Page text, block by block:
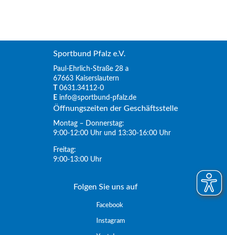
Sportbund Pfalz e.V.
Paul-Ehrlich-Straße 28 a
67663 Kaiserslautern
0631.34112-0
E info@sportbund-pfalz.de
Öffnungszeiten der Geschäftsstelle
Montag – Donnerstag:
9:00-12:00 Uhr und 13:30-16:00 Uhr
Freitag:
9:00-13:00 Uhr
Folgen Sie uns auf
Facebook
Instagram